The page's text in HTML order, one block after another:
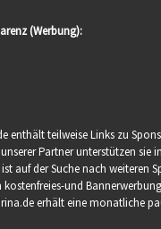
(Werbung):
enthält teilweise Links zu
Partner unterstützen sie
auf der Suche nach weiteren
und
erhält eine monatliche